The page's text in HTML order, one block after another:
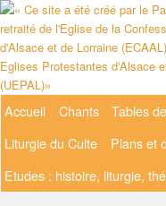
Aller
au
contenu
principal
Menu
Accueil Chants Tables
Liturgie du Culte
Plans et
Etudes : histoire, liturgie,